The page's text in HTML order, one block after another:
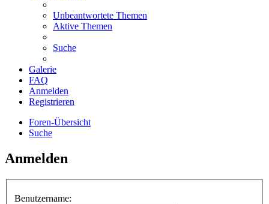
Unbeantwortete Themen
Aktive Themen
Suche
Galerie
FAQ
Anmelden
Registrieren
Foren-Übersicht
Suche
Anmelden
Benutzername: